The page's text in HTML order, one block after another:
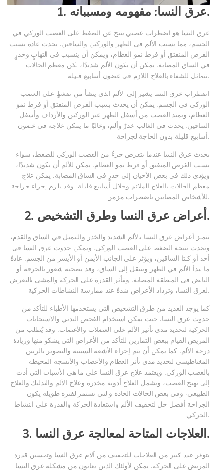
1. عرق النسا: مفهومه ومسبباته.
عرق النسا هو اضطراب عصبي ينتج عن الضغط على العصب الوركي في
الجسم، مما يسبب الألم في الظهر والوركين والساقين. يحدث عادة بسبب
القرص المنفتق أو فرط نمو العظام، ويمكن أن يتسبب في التهابٍ وخدرٍ
في الساق المصابة. يمكن أن يكون الألم شديدًا، لكن معظم الحالات
تتماثل للشفاء بالعلاج اللازم في غضون أسابيع قليلة.
اضطراب عرق النسا يشير إلى الألم الذي ينشأ من ضغطٍ على العصب
الوركي في الجسم. يمكن أن يحدث بسبب القرص المنفتق أو فرط نمو
العظام، ويمتد العصب من أسفل الظهر عبر الوركين والأرداف وأسفل
الساقين. يحدث في الغالب خدرٌ وألم، وغالبًا ما يمكن علاجه في غضون
أسابيع قليلة بدون الحاجة لجراحة.
يحدث عرق النسا عندما يتعرض جزءٌ من العصب الوركي للضغط، سواء
بسبب القرص المنفتق أو فرط نمو العظام. يمكن للألم أن يكون شديدًا،
ويؤدي ذلك في بعض الأحيان إلى خدرٍ في الساق المصابة. يمكن علاج
معظم الحالات بالعلاج الملائم وخلال أسابيع قليلة، وقد يلزم إجراء جراحة
للأشخاص المصابين باضطراب مزمن.
2. أعراض عرق النسا وطرق التشخيص.
تتميز أعراض عرق النسا بالألم الشديد والخدر والتنميل في الساق والقدم،
وتحدث نتيجة الضغط على العصب الوركي. ويمكن حدوث عرق النسا في
أحد أو كلتا الساقين، ويؤثر على الجانب الأيمن أو الأيسر من الجسم. عادةً
ما يبدأ الألم في الظهر وينتقل إلى الساق، وقد يصحبه شعور بالحرقة أو
النابض في المنطقة المصابة. وتتأثر القدرة على الحركة والمشي بالتعرض
لعرق النسا، وتزداد الأعراض شدةً عند ممارسة النشاطات الحركية.
كما يوجد العديد من طرق التشخيص التي يستخدمها الأطباء للتأكد من
حدوث عرق النسا. حيث يمكن استخدام الفحص البدني والاستجابات
الحركية لتحديد مدى تأثير الألم على العضلات والأعصاب. وقد يُطلب من
المريض القيام ببعض التمارين للتأكد من الأعراض التي يشكو منها وزيادة
درجة الألم. كما يمكن أن يتم إجراء الأشعة السينية والتصوير بالرنين
المغناطيسي لتحديد مدى تأثر العظام والأعصاب والأنسجة المحيطة
بالعصب الوركي. ويعتمد علاج عرق النسا على ما هي الأسباب التي أدت
إلى تهيج العصب، ويشمل العلاج أدوية مخدرة وعلاج الألم والتدليك والعلاج
الطبيعي، وفي بعض الحالات الحادة والتي تستمر لفترة طويلة يكون
الجراحة أفضل حل لتخفيف الألم واستعادة الحركة والقدرة على النشاط
الحركي.
3. العلاجات المتاحة لمعالجة عرق النسا.
يتوفر عدد كبير من العلاجات للتخفيف من آلام عرق النسا وتحسين قدرة
المريض على الحركة. يمكن لأولئك الذين يعانون من مشكلة عرق النسا